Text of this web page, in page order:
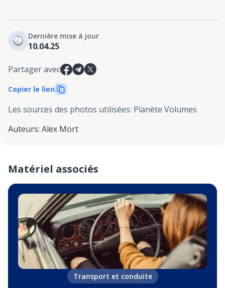
Dernière mise à jour
10.04.25
Partager avec
Copier le lien
Les sources des photos utilisées: Planète Volumes
Auteurs: Alex Mort
Matériel associés
Transport et conduite